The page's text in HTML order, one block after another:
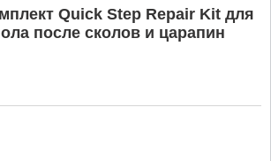
Quick Step Repair Kit для
после сколов и царапин